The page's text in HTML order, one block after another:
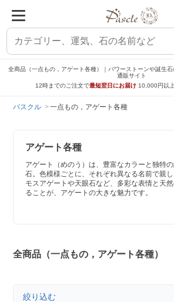
全商品（一点もの，アゲート各種）｜パワーストーンや誕生
通販サイト
12時までのご注文で最短翌日にお届け 10,000円以
パスクル 一点もの，アゲート各種
アゲート各種
アゲート（めのう）は、豊富なカラーと独特
石。色模様ごとに、それぞれ異なる名前で親し
モスアゲートや天眼石など、多彩な表情と天
ることが、アゲートの大きな魅力です。
全商品（一点もの，アゲート各種）
絞り込む